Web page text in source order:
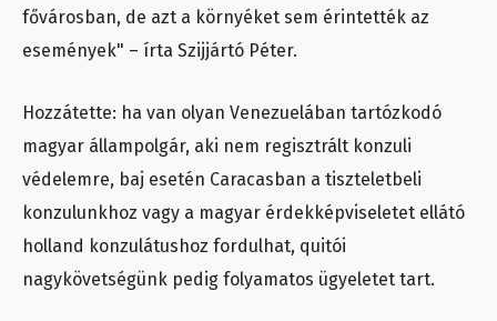
fővárosban, de azt a környéket sem érintették az
események" – írta Szijjártó Péter.
Hozzátette: ha van olyan Venezuelában tartózkodó
magyar állampolgár, aki nem regisztrált konzuli
védelemre, baj esetén Caracasban a tiszteletbeli
konzulunkhoz vagy a magyar érdekképviseletet ellátó
holland konzulátushoz fordulhat, quitói
nagykövetségünk pedig folyamatos ügyeletet tart.